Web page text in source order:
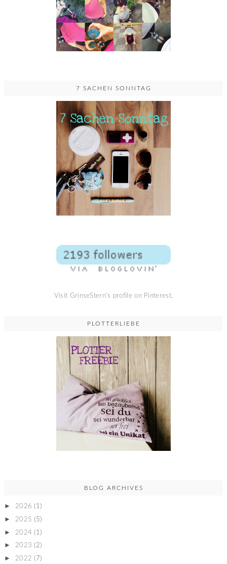
7 SACHEN SONNTAG
Visit GrinseStern's profile on Pinterest.
PLOTTERLIEBE
BLOG ARCHIVES
► 2026 (1)
► 2025 (5)
► 2024 (1)
► 2023 (2)
► 2022 (7)